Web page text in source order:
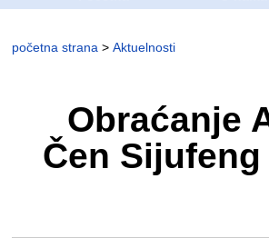
početna strana > Aktuelnosti
Obraćanje
Čen